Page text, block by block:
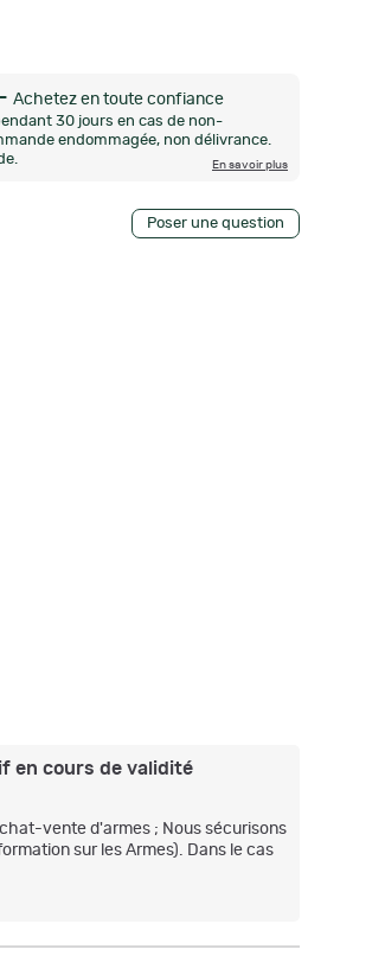
- Achetez en toute confiance
30 jours en cas de non-
endommagée, non délivrance.
En savoir plus
Poser une question
en cours de validité
vente d'armes ; Nous sécurisons
sur les Armes). Dans le cas